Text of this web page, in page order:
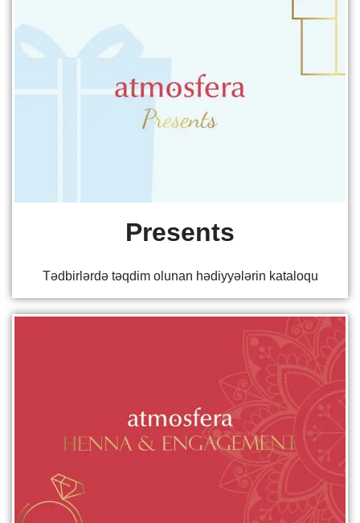
Presents
Tədbirlərdə təqdim olunan hədiyyələrin kataloqu